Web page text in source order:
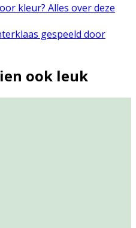
kleur? Alles over deze
gespeeld door
ook leuk